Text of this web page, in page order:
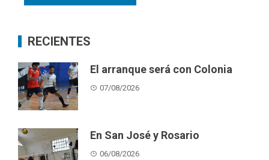
RECIENTES
El arranque será con Colonia
07/08/2026
En San José y Rosario
06/08/2026